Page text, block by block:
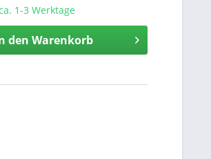
1-3 Werktage
den Warenkorb